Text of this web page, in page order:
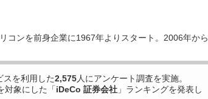
コンを前身企業に1967年よりスタート。2006年から
スを利用した2,575人にアンケート調査を実施。
対象にした「iDeCo 証券会社 」ランキングを発表し